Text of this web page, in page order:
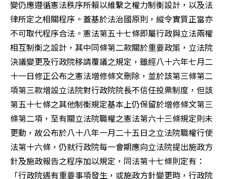
變仍應遵循憲法秩序所賴以維繫之權力制衡設計，以及法
律所定之相關程序。蓋基於法治國原則，縱令實質正當亦
不可取代程序合法。憲法第五十七條即屬行政與立法兩權
相互制衡之設計，其中同條第二款關於重要政策，立法院
決議變更及行政院移請覆議之規定，雖經八十六年七月二
十一日修正公布之憲法增修條文刪除，並於該第三條第二
項第三款增設立法院對行政院院長不信任投票制度，但該
第五十七條之其他制衡規定基本上仍保留於增修條文第三
條第二項，至有關立法院職權之憲法第六十三條規定則未
更動，故公布於八十八年一月二十五日之立法院職權行使
法第十六條，仍就行政院每一會期應向立法院提出施政方
針及施政報告之程序加以規定，同法第十七條則定有：
「行政院遇有重要事項發生，或施政方針變更時，行政院